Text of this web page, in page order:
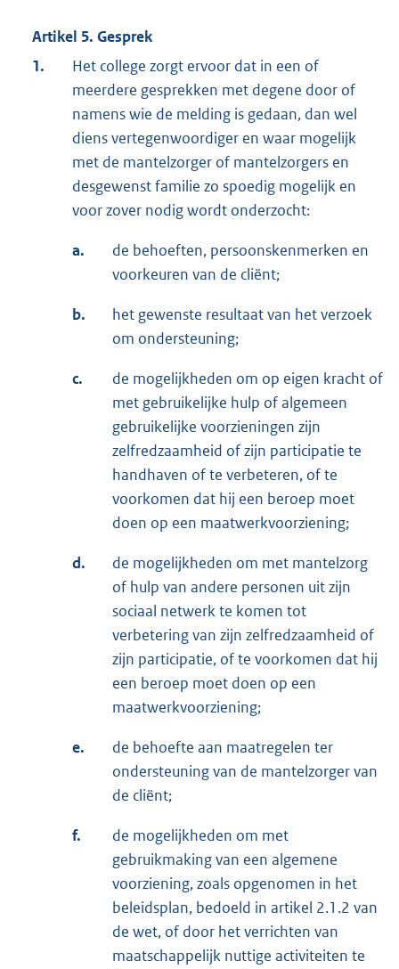
Artikel 5. Gesprek
1.
Het college zorgt ervoor dat in een of
meerdere gesprekken met degene door of
namens wie de melding is gedaan, dan wel
diens vertegenwoordiger en waar mogelijk
met de mantelzorger of mantelzorgers en
desgewenst familie zo spoedig mogelijk en
voor zover nodig wordt onderzocht:
a.
de behoeften, persoonskenmerken en
voorkeuren van de cliënt;
b.
het gewenste resultaat van het verzoek
om ondersteuning;
c.
de mogelijkheden om op eigen kracht of
met gebruikelijke hulp of algemeen
gebruikelijke voorzieningen zijn
zelfredzaamheid of zijn participatie te
handhaven of te verbeteren, of te
voorkomen dat hij een beroep moet
doen op een maatwerkvoorziening;
d.
de mogelijkheden om met mantelzorg
of hulp van andere personen uit zijn
sociaal netwerk te komen tot
verbetering van zijn zelfredzaamheid of
zijn participatie, of te voorkomen dat hij
een beroep moet doen op een
maatwerkvoorziening;
e.
de behoefte aan maatregelen ter
ondersteuning van de mantelzorger van
de cliënt;
f.
de mogelijkheden om met
gebruikmaking van een algemene
voorziening, zoals opgenomen in het
beleidsplan, bedoeld in artikel 2.1.2 van
de wet, of door het verrichten van
maatschappelijk nuttige activiteiten te